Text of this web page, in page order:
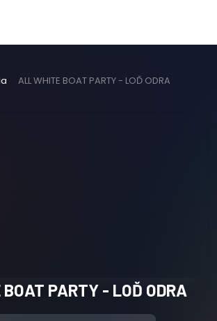
ALL WHITE BOAT PARTY - LOĎ ODRA
PARTY - LOĎ ODRA